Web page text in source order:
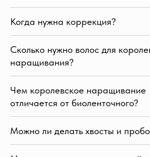
Когда нужна коррекция?
Сколько нужно волос для
наращивания?
Чем королевское наращивание
отличается от биоленточного?
Можно ли делать хвосты и